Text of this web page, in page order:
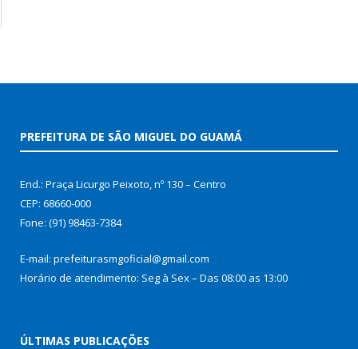
PREFEITURA DE SÃO MIGUEL DO GUAMÁ
End.: Praça Licurgo Peixoto, nº 130 – Centro
CEP: 68660-000
Fone: (91) 98463-7384
E-mail: prefeiturasmgoficial@gmail.com
Horário de atendimento: Seg à Sex – Das 08:00 as 13:00
ÚLTIMAS PUBLICAÇÕES